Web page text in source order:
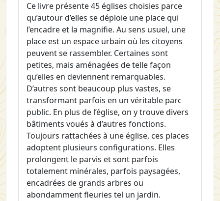
Ce livre présente 45 églises choisies parce
qu’autour d’elles se déploie une place qui
l’encadre et la magnifie. Au sens usuel, une
place est un espace urbain où les citoyens
peuvent se rassembler. Certaines sont
petites, mais aménagées de telle façon
qu’elles en deviennent remarquables.
D’autres sont beaucoup plus vastes, se
transformant parfois en un véritable parc
public. En plus de l’église, on y trouve divers
bâtiments voués à d’autres fonctions.
Toujours rattachées à une église, ces places
adoptent plusieurs configurations. Elles
prolongent le parvis et sont parfois
totalement minérales, parfois paysagées,
encadrées de grands arbres ou
abondamment fleuries tel un jardin.